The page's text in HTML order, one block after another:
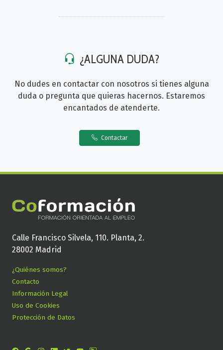
¿ALGUNA DUDA?
No dudes en contactar con nosotros si tienes alguna
duda o pregunta que quieras hacernos. Estaremos
encantados de atenderte.
Contactar
Calle Francisco Silvela, 110. Planta, 2.
28002 Madrid
¿Quiénes somos?
Contacto
Información Legal
Uso de Cookies
Protección de Datos